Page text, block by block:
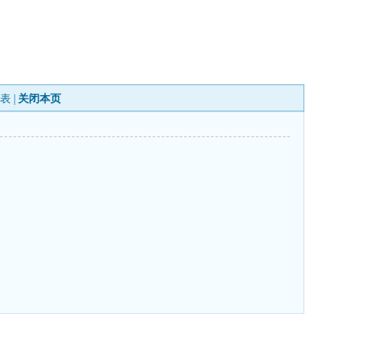
关闭本页